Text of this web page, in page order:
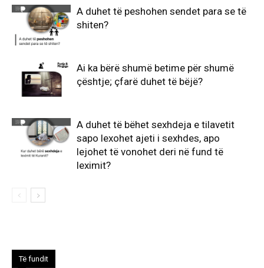
A duhet të peshohen sendet para se të
shiten?
Ai ka bërë shumë betime për shumë
çështje; çfarë duhet të bëjë?
A duhet të bëhet sexhdeja e tilavetit
sapo lexohet ajeti i sexhdes, apo
lejohet të vonohet deri në fund të
leximit?
Të fundit